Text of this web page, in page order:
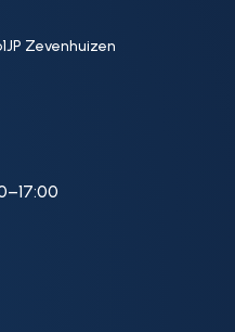
Zevenhuizen